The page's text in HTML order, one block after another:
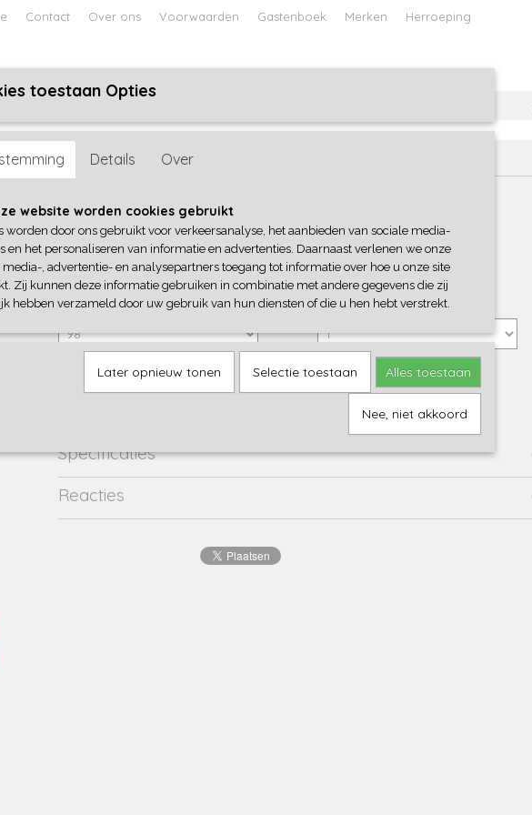
Contact Over ons Voorwaarden Gastenboek Merken Herroeping
JONGENS BABY
4President
€ 29,95 € 20,96 (inclusief btw 21%)
✓Op voorraad
4President Aantal
IN WINKELWAGEN
Specificaties
EAN code
Productcode leverancier
devika
Reacties
toestaan Opties
Details Over
website worden cookies gebruikt
worden door ons gebruikt voor verkeersanalyse, het aanbieden van sociale media-
en het personaliseren van informatie en advertenties. Daarnaast verlenen we onze
media-, advertentie- en analysepartners toegang tot informatie over hoe u onze site
Zij kunnen deze informatie gebruiken in combinatie met andere gegevens die zij
hebben verzameld door uw gebruik van hun diensten of die u hen hebt verstrekt.
Later opnieuw tonen Selectie toestaan Alles toestaan
Nee, niet akkoord